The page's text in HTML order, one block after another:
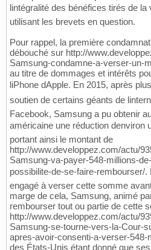
lintégralité des bénéfices tirés de
utilisant les brevets en question.
Pour rappel, la première
débouché sur http://
Samsung-condamne-a-verser-un-
au titre de dommages et intérêts
liPhone dApple. En 2015, après
soutien de certains géants de
Facebook, Samsung a pu obtenir
américaine une réduction denviron
portant ainsi le montant de
http://www.developpez.com/actu/
Samsung-va-payer-548-millions-
possibilite-de-se-faire-rembourser/.
engagé à verser cette somme
marge de cela, Samsung, animé
rembourser tout ou partie de cette
http://www.developpez.com/actu/
Samsung-se-tourne-vers-la-Cour-
apres-avoir-consenti-a-verser-548-
des États-Unis étant donné que